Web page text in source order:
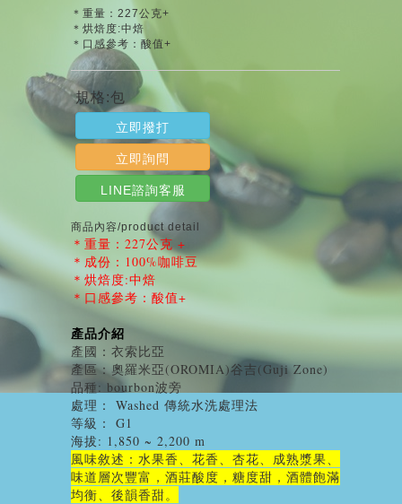
＊重量：227公克+
＊烘焙度:中焙
＊口感參考：酸值+
規格:包
立即撥打
立即詢問
LINE諮詢客服
商品內容/product detail
＊重量：227公克 +
＊成份：100%咖啡豆
＊烘焙度:中焙
＊口感參考：酸值+
產品介紹
產國：衣索比亞
產區：奧羅米亞(OROMIA)谷吉(Guji Zone)
品種: bourbon波旁
處理： Washed 傳統水洗處理法
等級： G1
海拔: 1,850 ~ 2,200 m
風味敘述：水果香、花香、杏花、成熟漿果、
味道層次豐富，酒莊酸度，糖度甜，酒體飽滿
均衡、 後韻香甜。